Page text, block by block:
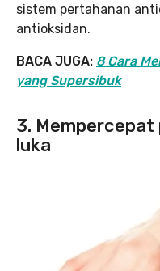
sistem pertahanan
antioksidan.
BACA JUGA: 8 Cara
yang Supersibuk
3.
luka